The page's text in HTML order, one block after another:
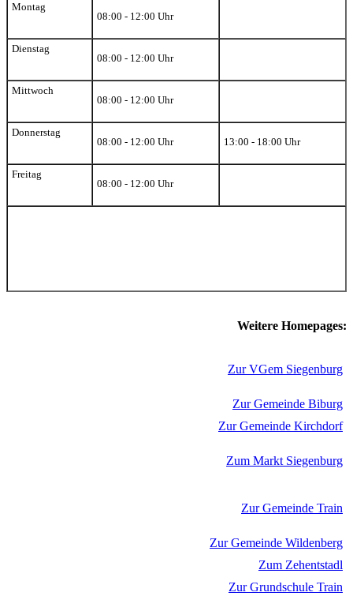
Montag
08:00 - 12:00 Uhr
Dienstag
08:00 - 12:00 Uhr
Mittwoch
08:00 - 12:00 Uhr
Donnerstag
08:00 - 12:00 Uhr
13:00 - 18:00 Uhr
Freitag
08:00 - 12:00 Uhr
Weitere Homepages:
Zur VGem Siegenburg
Zur Gemeinde Biburg
Zur Gemeinde Kirchdorf
Zum Markt Siegenburg
Zur Gemeinde Train
Zur Gemeinde Wildenberg
Zum Zehentstadl
Zur Grundschule Train